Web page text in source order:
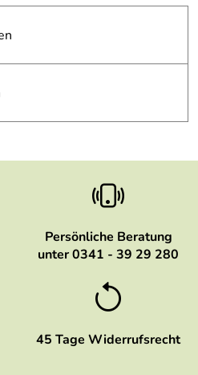
Persönliche Beratung
unter 0341 - 39 29 280
45 Tage Widerrufsrecht